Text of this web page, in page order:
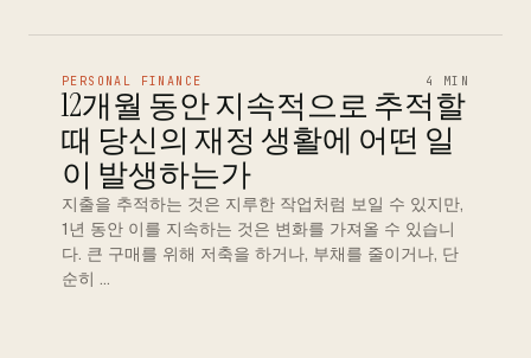
PERSONAL FINANCE 4 MIN
12개월 동안 지속적으로 추적할
때 당신의 재정 생활에 어떤 일
이 발생하는가
지출을 추적하는 것은 지루한 작업처럼 보일 수 있지만,
1년 동안 이를 지속하는 것은 변화를 가져올 수 있습니
다. 큰 구매를 위해 저축을 하거나, 부채를 줄이거나, 단
순히 …